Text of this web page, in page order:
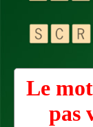
Le
pas